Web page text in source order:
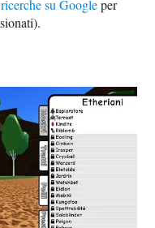
ricerche su Googleper